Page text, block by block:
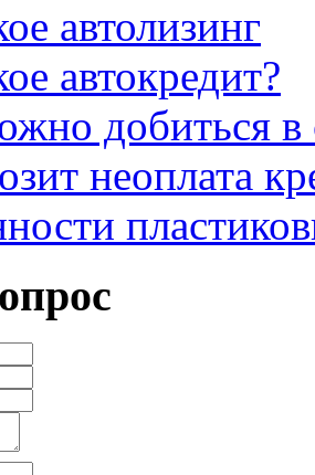
автолизинг
автокредит?
добиться в
неоплата